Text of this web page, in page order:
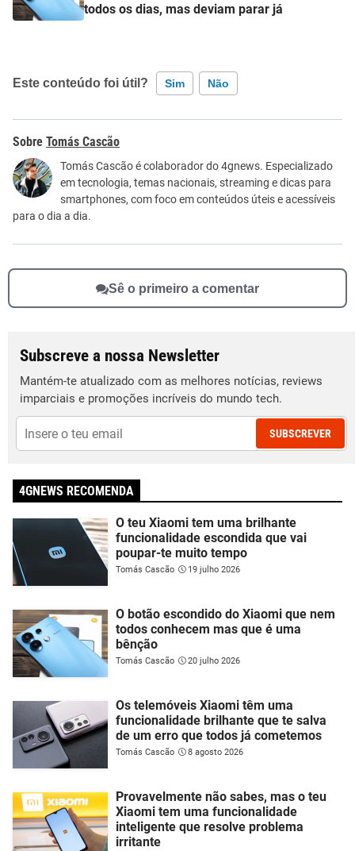
todos os dias, mas deviam parar já
Este conteúdo foi útil? Sim Não
Este conteúdo contém informação incorreta
Este conteúdo não tem a informação que procuro
Outro
Tomás Cascão
Tomás Cascão é colaborador do 4gnews. Especializado
em tecnologia, temas nacionais, streaming e dicas para
smartphones, com foco em conteúdos úteis e acessíveis
para o dia a dia.
Sê o primeiro a comentar
Subscreve a nossa Newsletter
Mantém-te atualizado com as melhores notícias, reviews
imparciais e promoções incríveis do mundo tech.
SUBSCREVER
4GNEWS RECOMENDA
O teu Xiaomi tem uma brilhante
funcionalidade escondida que vai
poupar-te muito tempo
Tomás Cascão 19 julho 2026
O botão escondido do Xiaomi que nem
todos conhecem mas que é uma
bênção
Tomás Cascão 20 julho 2026
Os telemóveis Xiaomi têm uma
funcionalidade brilhante que te salva
de um erro que todos já cometemos
Tomás Cascão 8 agosto 2026
Provavelmente não sabes, mas o teu
Xiaomi tem uma funcionalidade
inteligente que resolve problema
irritante